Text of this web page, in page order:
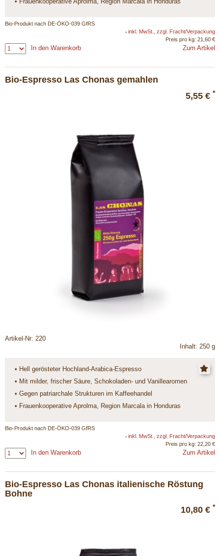
Bio-Produkt nach DE-ÖKO-039 GfRS
* inkl. MwSt., zzgl. Fracht/Verpackung
Preis pro kg: 21,60 €
In den Warenkorb Zum Artikel
Bio-Espresso Las Chonas gemahlen
5,55 € *
Artikel-Nr: 220
Inhalt: 250 g
• Hell gerösteter Hochland-Arabica-Espresso
• Mit milder, frischer Säure, Schokoladen- und Vanillearomen
• Gegen patriarchale Strukturen im Kaffeehandel
• Frauenkooperative Aprolma, Region Marcala in Honduras
Bio-Produkt nach DE-ÖKO-039 GfRS
* inkl. MwSt., zzgl. Fracht/Verpackung
Preis pro kg: 22,20 €
In den Warenkorb Zum Artikel
Bio-Espresso Las Chonas italienische Röstung
Bohne
10,80 € *